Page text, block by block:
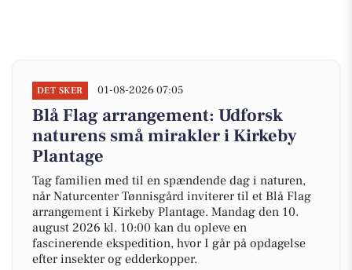
DET SKER 01-08-2026 07:05
Blå Flag arrangement: Udforsk
naturens små mirakler i Kirkeby
Plantage
Tag familien med til en spændende dag i naturen,
når Naturcenter Tønnisgård inviterer til et Blå Flag
arrangement i Kirkeby Plantage. Mandag den 10.
august 2026 kl. 10:00 kan du opleve en
fascinerende ekspedition, hvor I går på opdagelse
efter insekter og edderkopper.